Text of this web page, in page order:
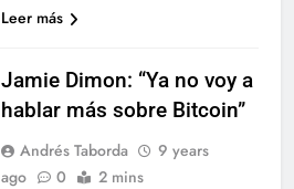
Leer más
Jamie Dimon: “Ya no voy a
hablar más sobre Bitcoin”
Andrés Taborda
9 years
ago
0 2 mins